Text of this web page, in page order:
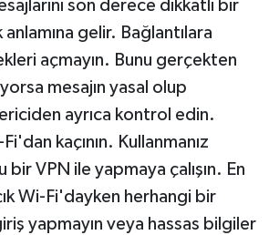
son derece dikkatli bir
gelir. Bağlantılara
açmayın. Bunu gerçekten
mesajın yasal olup
ayrıca kontrol edin.
kaçının. Kullanmanız
VPN ile yapmaya çalışın. En
Wi-Fi'dayken herhangi bir
yapmayın veya hassas bilgiler